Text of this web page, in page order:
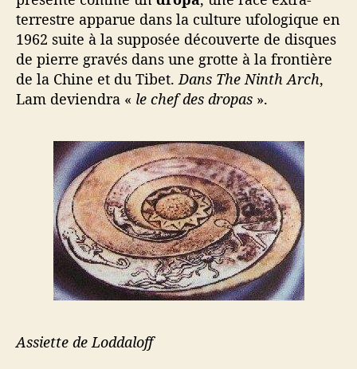
terrestre apparue dans la culture ufologique en
1962 suite à la supposée découverte de disques
de pierre gravés dans une grotte à la frontière
de la Chine et du Tibet. Dans The Ninth Arch,
Lam deviendra « le chef des dropas ».
Assiette de Loddaloff